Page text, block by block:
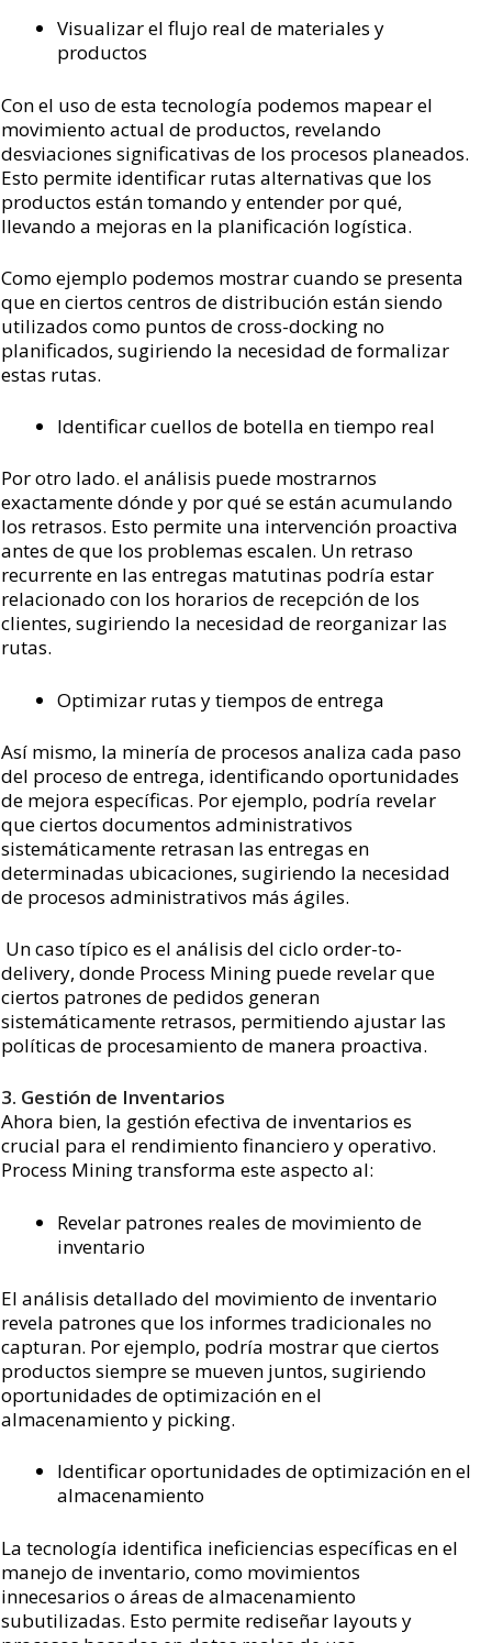
Visualizar el flujo real de materiales y
productos
Con el uso de esta tecnología podemos mapear el
movimiento actual de productos, revelando
desviaciones significativas de los procesos planeados.
Esto permite identificar rutas alternativas que los
productos están tomando y entender por qué,
llevando a mejoras en la planificación logística.
Como ejemplo podemos mostrar cuando se presenta
que en ciertos centros de distribución están siendo
utilizados como puntos de cross-docking no
planificados, sugiriendo la necesidad de formalizar
estas rutas.
Identificar cuellos de botella en tiempo real
Por otro lado. el análisis puede mostrarnos
exactamente dónde y por qué se están acumulando
los retrasos. Esto permite una intervención proactiva
antes de que los problemas escalen. Un retraso
recurrente en las entregas matutinas podría estar
relacionado con los horarios de recepción de los
clientes, sugiriendo la necesidad de reorganizar las
rutas.
Optimizar rutas y tiempos de entrega
Así mismo, la minería de procesos analiza cada paso
del proceso de entrega, identificando oportunidades
de mejora específicas. Por ejemplo, podría revelar
que ciertos documentos administrativos
sistemáticamente retrasan las entregas en
determinadas ubicaciones, sugiriendo la necesidad
de procesos administrativos más ágiles.
Un caso típico es el análisis del ciclo order-to-
delivery, donde Process Mining puede revelar que
ciertos patrones de pedidos generan
sistemáticamente retrasos, permitiendo ajustar las
políticas de procesamiento de manera proactiva.
3. Gestión de Inventarios
Ahora bien, la gestión efectiva de inventarios es
crucial para el rendimiento financiero y operativo.
Process Mining transforma este aspecto al:
Revelar patrones reales de movimiento de
inventario
El análisis detallado del movimiento de inventario
revela patrones que los informes tradicionales no
capturan. Por ejemplo, podría mostrar que ciertos
productos siempre se mueven juntos, sugiriendo
oportunidades de optimización en el
almacenamiento y picking.
Identificar oportunidades de optimización en el
almacenamiento
La tecnología identifica ineficiencias específicas en el
manejo de inventario, como movimientos
innecesarios o áreas de almacenamiento
subutilizadas. Esto permite rediseñar layouts y